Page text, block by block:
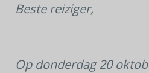
Beste reiziger,
Op donderdag 20